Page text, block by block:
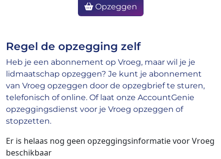
Opzeggen
Regel de opzegging zelf
Heb je een abonnement op Vroeg, maar wil je je
lidmaatschap opzeggen? Je kunt je abonnement
van Vroeg opzeggen door de opzegbrief te sturen,
telefonisch of online. Of laat onze AccountGenie
opzeggingsdienst voor je Vroeg opzeggen of
stopzetten.
Er is helaas nog geen opzeggingsinformatie voor Vroeg
beschikbaar